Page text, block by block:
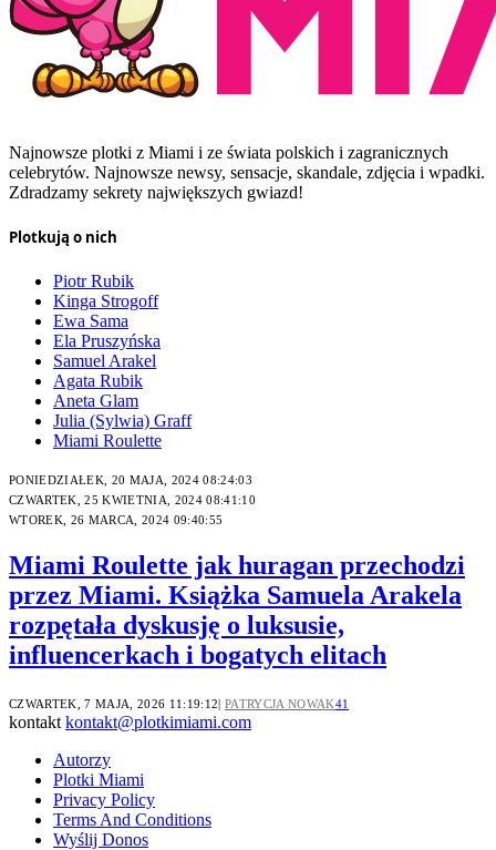
Najnowsze plotki z Miami i ze świata polskich i zagranicznych
celebrytów. Najnowsze newsy, sensacje, skandale, zdjęcia i wpadki.
Zdradzamy sekrety największych gwiazd!
Plotkują o nich
Piotr Rubik
Kinga Strogoff
Ewa Sama
Ela Pruszyńska
Samuel Arakel
Agata Rubik
Aneta Glam
Julia (Sylwia) Graff
Miami Roulette
PONIEDZIAŁEK, 20 MAJA, 2024 08:24:03
CZWARTEK, 25 KWIETNIA, 2024 08:41:10
WTOREK, 26 MARCA, 2024 09:40:55
Miami Roulette jak huragan przechodzi
przez Miami. Książka Samuela Arakela
rozpętała dyskusję o luksusie,
influencerkach i bogatych elitach
CZWARTEK, 7 MAJA, 2026 11:19:12 PATRYCJA NOWAK41
kontakt kontakt@plotkimiami.com
Autorzy
Plotki Miami
Privacy Policy
Terms And Conditions
Wyślij Donos